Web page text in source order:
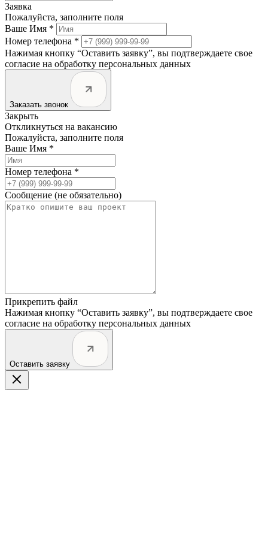
Заявка
Пожалуйста, заполните поля
Ваше Имя *
Номер телефона *
Нажимая кнопку “Оставить заявку”, вы подтверждаете свое
согласие на обработку персональных данных
Заказать звонок
Закрыть
Откликнуться на вакансию
Пожалуйста, заполните поля
Ваше Имя *
Номер телефона *
Сообщение (не обязательно)
Прикрепить файл
Нажимая кнопку “Оставить заявку”, вы подтверждаете свое
согласие на обработку персональных данных
Оставить заявку